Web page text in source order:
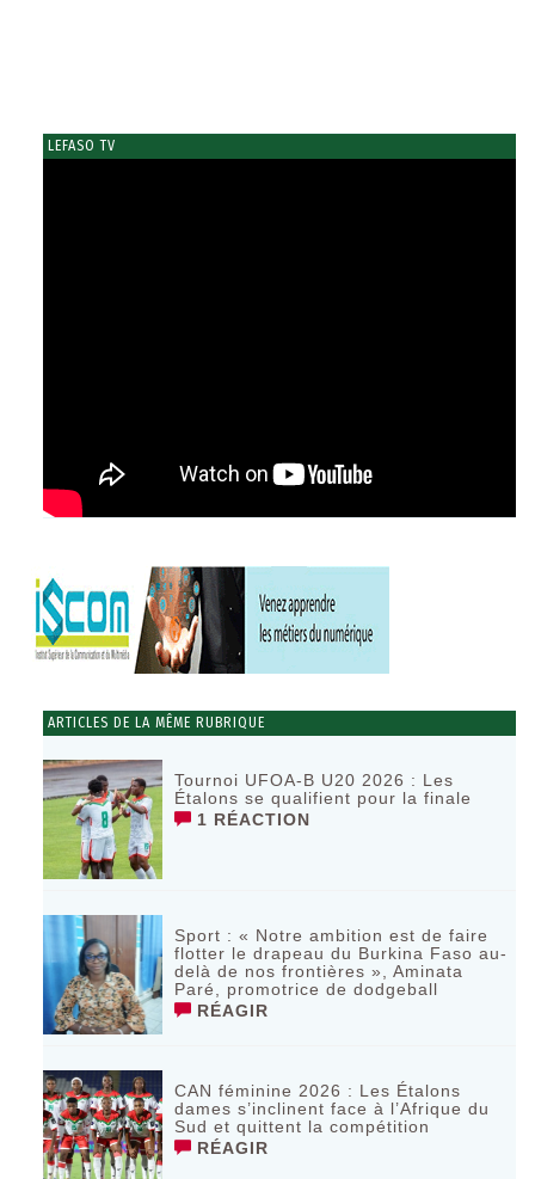
LEFASO TV
ARTICLES DE LA MÊME RUBRIQUE
Tournoi UFOA-B U20 2026 : Les
Étalons se qualifient pour la finale
1 RÉACTION
Sport : « Notre ambition est de faire
flotter le drapeau du Burkina Faso au-
delà de nos frontières », Aminata
Paré, promotrice de dodgeball
RÉAGIR
CAN féminine 2026 : Les Étalons
dames s’inclinent face à l’Afrique du
Sud et quittent la compétition
RÉAGIR